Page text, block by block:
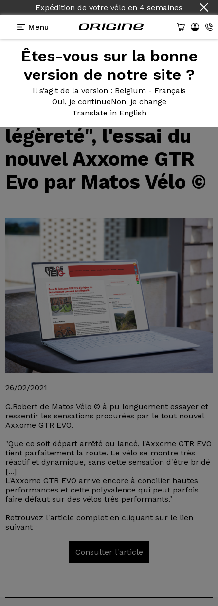
Expédition de votre vélo en 4 semaines
Menu
Êtes-vous sur la bonne
version de notre site ?
Il s’agit de la version : Belgium - Français
Oui, je continueNon, je change
Translate in English
Tests des vélos Origine>"Un tempérament
GTR Evo par Matos Vélo ©
"Un tempérament
conservé avec
légèreté", l'essai du
nouvel Axxome GTR
Evo par Matos Vélo ©
26/02/2021
G.Robert de Matos Vélo © à pu longuement essayer et
ressentir les sensations procurées par le tout nouvel
Axxome GTR EVO.
"Que ce soit départ arrêté ou lancé, l'Axxome GTR EVO
tient parfaitement la route. Le vélo se montre très
réactif et dynamique, sans cette sensation d'être bridé
[...]
L'Axxome GTR EVO arrive encore à concilier hautes
performances et cette polyvalence qui peut parfois
faire défaut sur des vélos très performants."
Retrouvez l'article complet en cliquant sur le lien
suivant :
Consulter l'article